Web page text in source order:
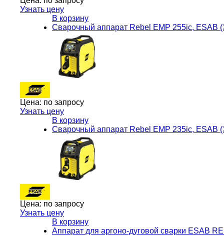
Узнать цену
В корзину
Сварочный аппарат Rebel EMP 255ic, ESAB
Цена: по запросу
Узнать цену
В корзину
Сварочный аппарат Rebel EMP 235ic, ESAB
Цена: по запросу
Узнать цену
В корзину
Аппарат для аргоно-дуговой сварки ESAB